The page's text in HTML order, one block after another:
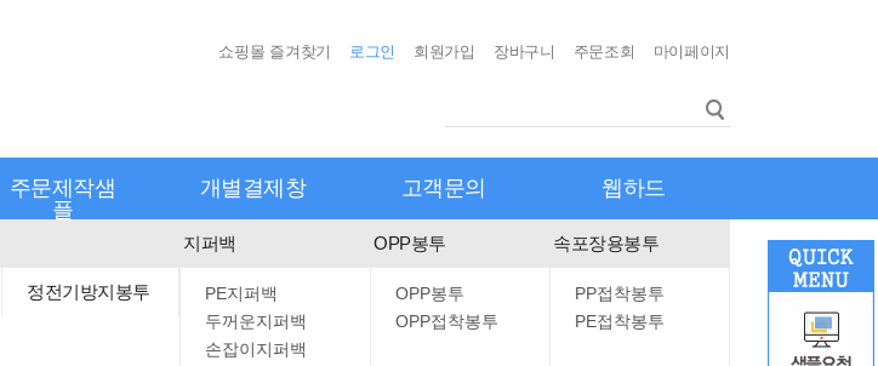
쇼핑몰 즐겨찾기 로그인 회원가입 장바구니 주문조회 마이페이지
주문제작샘
플
개별결제창 고객문의 웹하드
지퍼백 OPP봉투 속포장용봉투
정전기방지봉투
PE지퍼백
두꺼운지퍼백
손잡이지퍼백
OPP봉투
OPP접착봉투
PP접착봉투
PE접착봉투